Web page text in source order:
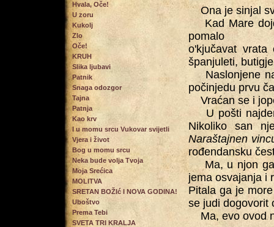
Hvala, Oče!
U zoru
Kukolj
Zlo
Oče!
KRUH
Slika ljubavi
Patnik
Snaga odozgor
Tajna
Patnja
Kao krv
I u momu srcu Vukovar svijetli
Vjera i život
Bog u momu srcu
Neka bude volja Tvoja
Moja Srećica
MOLITVA
SRETAN BOŽIć I NOVA GODINA!
Uboštvo
Prema Tebi
SVETA TRI KRALJA
Ona je sinjal
Kad Mare
pomalo
o'kjučavat
španjuleti,
Naslonjene na
počinjedu prvu
Vraćan se i
U pošti
Nikoliko san
Naraštajnen
rođendansku
Ma, u njon ga
jema osvajanja i
Pitala ga je
se judi dogovorit
Ma, evo ovod